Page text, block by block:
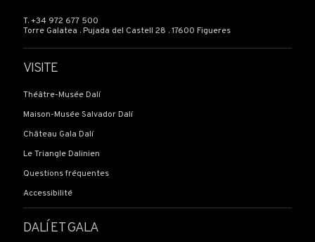
T. +34 972 677 500
Torre Galatea . Pujada del Castell 28 . 17600 Figueres
VISITE
Théâtre-Musée Dalí
Maison-Musée Salvador Dalí
Château Gala Dalí
Le Triangle Dalinien
Questions fréquentes
Accessibilité
DALÍ ET GALA